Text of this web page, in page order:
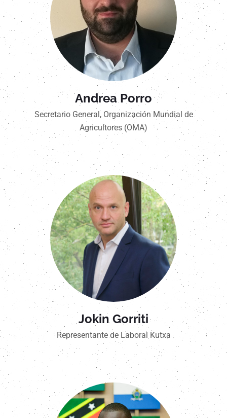
Andrea Porro
Secretario General, Organización Mundial de
Agricultores (OMA)
Jokin Gorriti
Representante de Laboral Kutxa